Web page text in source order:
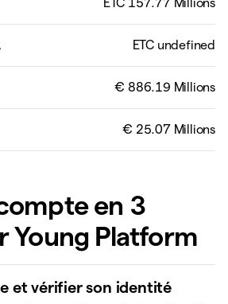
en 3
Young Platform
et vérifier son identité